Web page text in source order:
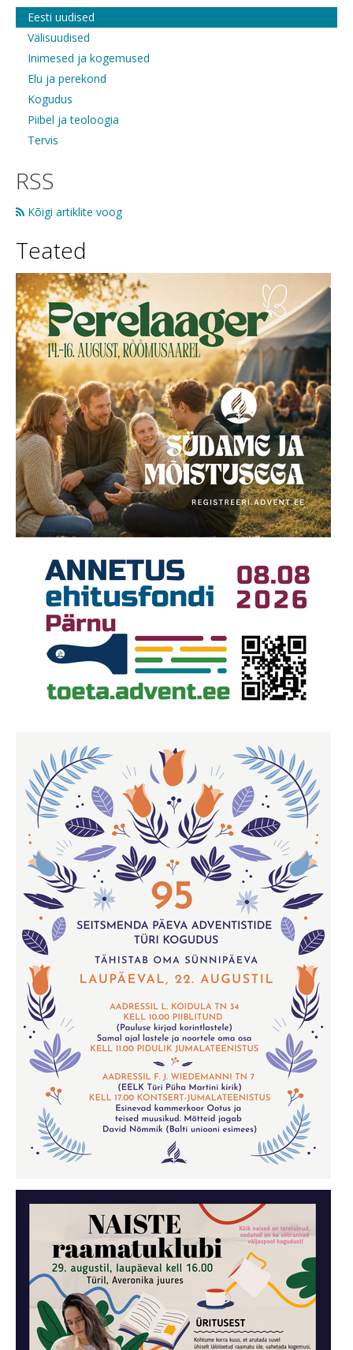
Eesti uudised
Välisuudised
Inimesed ja kogemused
Elu ja perekond
Kogudus
Piibel ja teoloogia
Tervis
RSS
Kõigi artiklite voog
Teated